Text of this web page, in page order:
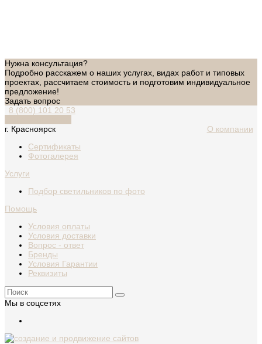
Нужна консультация?
Подробно расскажем о наших услугах, видах работ и типовых
проектах, рассчитаем стоимость и подготовим индивидуальное
предложение!
Задать вопрос
8 (800) 101 20 53
г. Красноярск
О компании
Сертификаты
Фотогалерея
Услуги
Подбор светильников по фото
Помощь
Условия оплаты
Условия доставки
Вопрос - ответ
Бренды
Условия Гарантии
Реквизиты
Мы в соцсетях